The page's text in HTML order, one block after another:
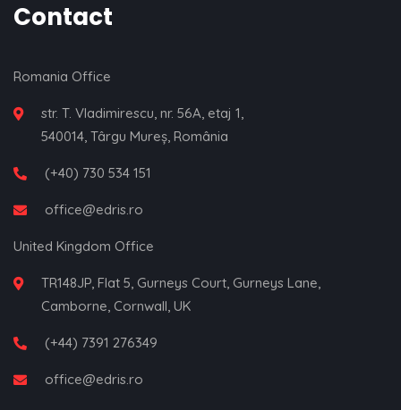
Contact
Romania Office
str. T. Vladimirescu, nr. 56A, etaj 1,
540014, Târgu Mureș, România
(+40) 730 534 151
office@edris.ro
United Kingdom Office
TR148JP, Flat 5, Gurneys Court, Gurneys Lane,
Camborne, Cornwall, UK
(+44) 7391 276349
office@edris.ro